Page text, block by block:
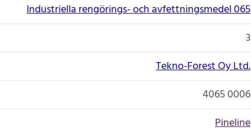
Industriella rengörings- och avfettningsmedel 065
3
Tekno-Forest Oy Ltd.
4065 0006
Pineline